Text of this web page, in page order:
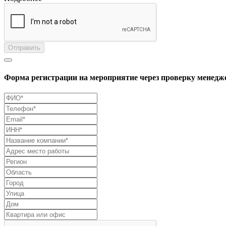
Отправить
Форма регистрации на мероприятие через проверку